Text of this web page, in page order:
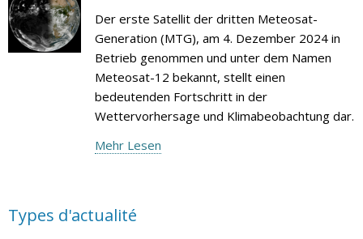
Der erste Satellit der dritten Meteosat-
Generation (MTG), am 4. Dezember 2024 in
Betrieb genommen und unter dem Namen
Meteosat-12 bekannt, stellt einen
bedeutenden Fortschritt in der
Wettervorhersage und Klimabeobachtung dar.
Mehr Lesen
Types d'actualité